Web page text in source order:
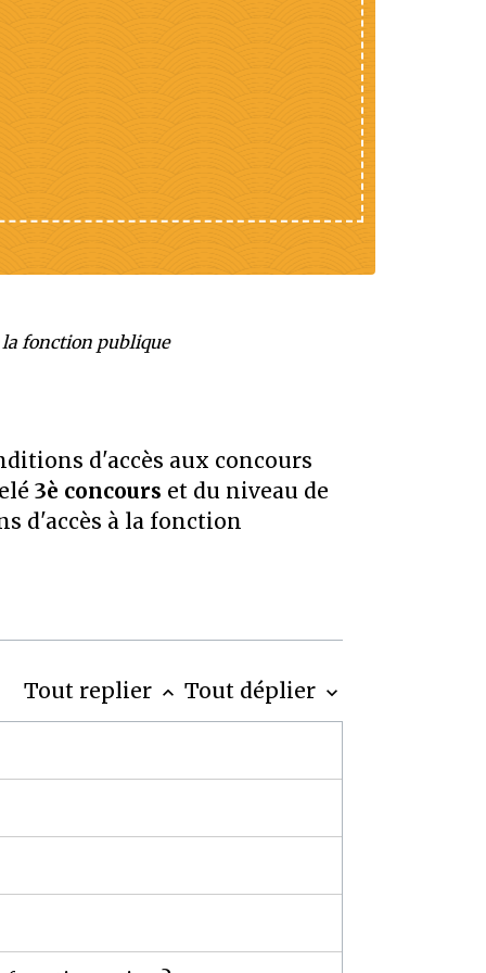
la fonction publique
d'accès aux concours
3è concours et du niveau de
d'accès à la fonction
Tout replier keyboard_arrow_up Tout déplier keyboard_arrow_down